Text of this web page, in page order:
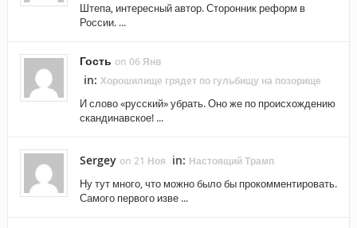
Штепа, интересный автор. Сторонник реформ в
России. ...
Гость on 06 Янв
in: Хорошилище грядет по гульбищу на позорище
И слово «русский» убрать. Оно же по происхождению
скандинавское! ...
Sergey on 21 Ноя in: Настоящий Трамп
Ну тут много, что можно было бы прокомментировать.
Самого первого изве ...